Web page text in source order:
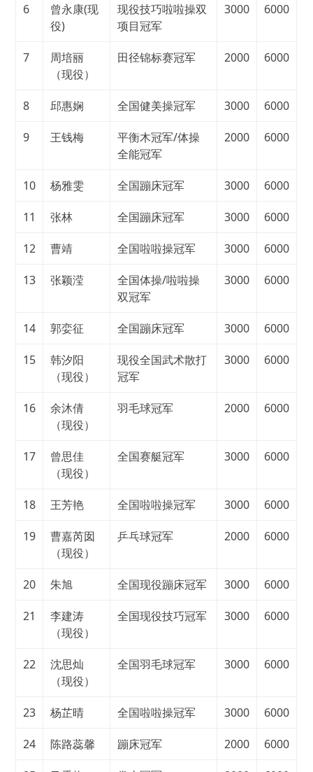
6
曾永康(现
役)
现役技巧啦啦操双
项目冠军
3000 6000
7
周培丽
（现役）
田径锦标赛冠军 2000 6000
8 邱惠娴 全国健美操冠军 3000 6000
9 王钱梅
平衡木冠军/体操
全能冠军
2000 6000
10 杨雅雯 全国蹦床冠军 3000 6000
11 张林 全国蹦床冠军 3000 6000
12 曹靖 全国啦啦操冠军 3000 6000
13 张颖滢
全国体操/啦啦操
双冠军
3000 6000
14 郭娈征 全国蹦床冠军 3000 6000
15
韩汐阳
（现役）
现役全国武术散打
冠军
3000 6000
16
余沐倩
（现役）
羽毛球冠军 2000 6000
17
曾思佳
（现役）
全国赛艇冠军 3000 6000
18 王芳艳 全国啦啦操冠军 3000 6000
19
曹嘉芮囡
（现役）
乒乓球冠军 2000 6000
20 朱旭 全国现役蹦床冠军 3000 6000
21
李建涛
（现役）
全国现役技巧冠军 3000 6000
22
沈思灿
（现役）
全国羽毛球冠军 3000 6000
23 杨芷晴 全国啦啦操冠军 3000 6000
24 陈路蕊馨 蹦床冠军 2000 6000